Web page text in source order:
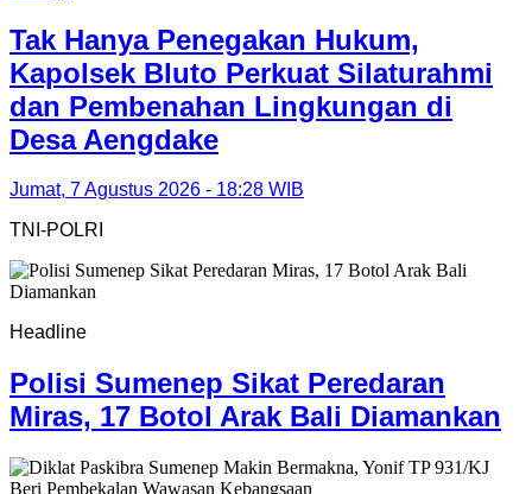
Tak Hanya Penegakan Hukum,
Kapolsek Bluto Perkuat Silaturahmi
dan Pembenahan Lingkungan di
Desa Aengdake
Jumat, 7 Agustus 2026 - 18:28 WIB
TNI-POLRI
Headline
Polisi Sumenep Sikat Peredaran
Miras, 17 Botol Arak Bali Diamankan